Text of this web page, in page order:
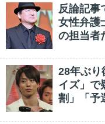
反論記事
女性弁護
の担当者
28年ぶり
イズ」で
割」「予